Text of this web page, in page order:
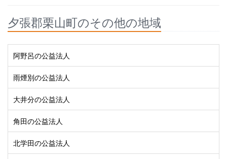
夕張郡栗山町のその他の地域
阿野呂の公益法人
雨煙別の公益法人
大井分の公益法人
角田の公益法人
北学田の公益法人